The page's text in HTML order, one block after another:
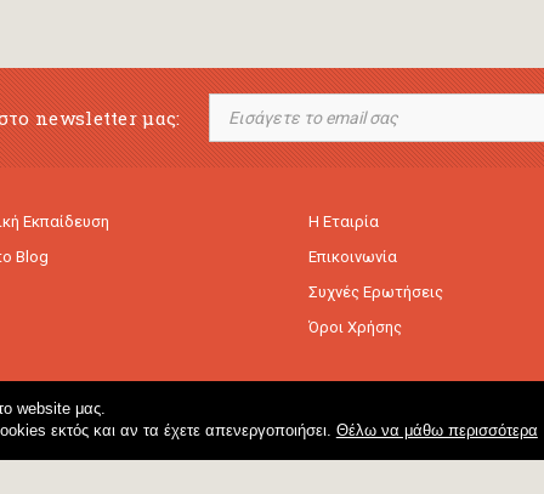
website μας.
εκτός και αν τα έχετε απενεργοποιήσει. Θέλω να μάθω περισσότερα
newsletter μας:
Εκπαίδευση
Blog
Η Εταιρία
Επικοινωνία
Συχνές Ερωτήσεις
Όροι Χρήσης